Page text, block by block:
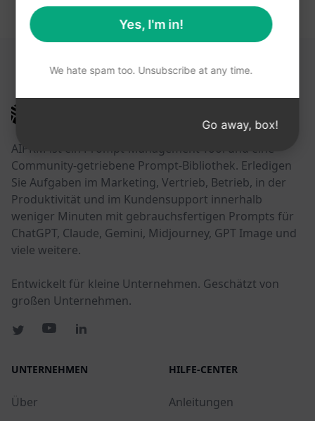
DIESE LINKS KÖNNTEN HILFREICH SEIN
AIPRM ist ein Prompt-Management-Tool und eine
Community-getriebene Prompt-Bibliothek. Erledigen
Sie Aufgaben im Marketing, Vertrieb, Betrieb, in der
Produktivität und im Kundensupport innerhalb
weniger Minuten mit gebrauchsfertigen Prompts für
ChatGPT, Claude, Gemini, Midjourney, GPT Image und
viele weitere.
Entwickelt für kleine Unternehmen. Geschätzt von
großen Unternehmen.
UNTERNEHMEN
Über
HILFE-CENTER
Anleitungen
Yes, I'm in!
We hate spam too. Unsubscribe at any time.
Go away, box!